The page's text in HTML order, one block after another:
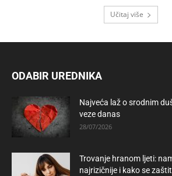
Učitaj više
ODABIR UREDNIKA
Najveća laž o srodnim
veze danas
28/07/2026
Trovanje hranom ljeti:
najrizičnije i kako se